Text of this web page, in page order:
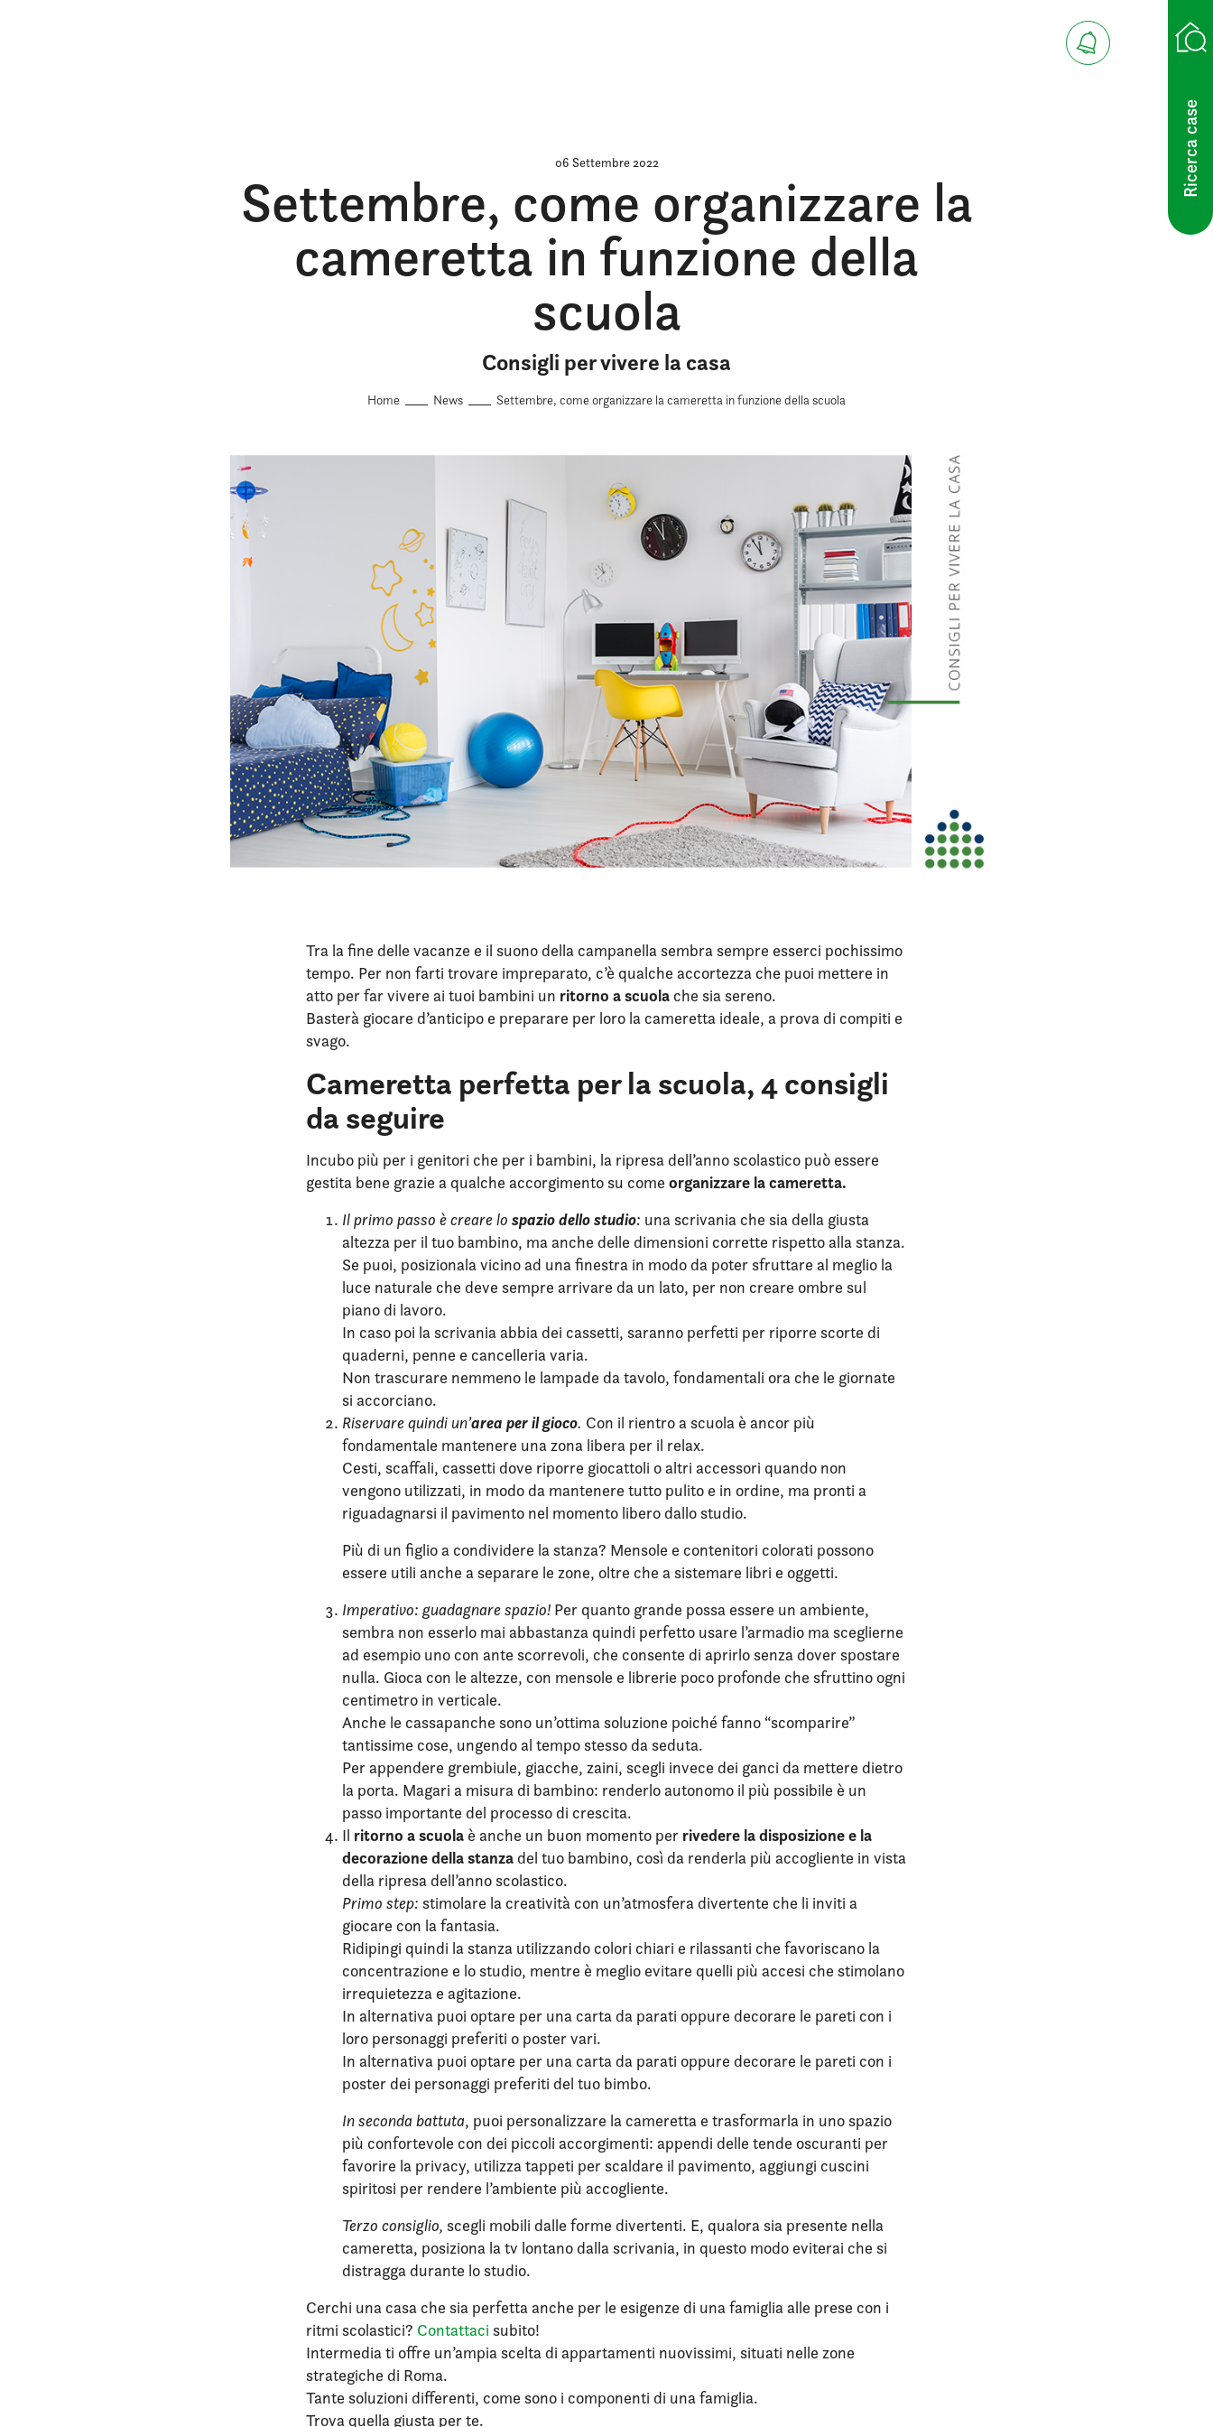
Ricerca case
06 Settembre 2022
Settembre, come organizzare la
cameretta in funzione della
scuola
Consigli per vivere la casa
Home News Settembre, come organizzare la cameretta in funzione della scuola
Tra la fine delle vacanze e il suono della campanella sembra sempre esserci pochissimo
tempo. Per non farti trovare impreparato, c’è qualche accortezza che puoi mettere in
atto per far vivere ai tuoi bambini un ritorno a scuola che sia sereno.
Basterà giocare d’anticipo e preparare per loro la cameretta ideale, a prova di compiti e
svago.
Cameretta perfetta per la scuola, 4 consigli
da seguire
Incubo più per i genitori che per i bambini, la ripresa dell’anno scolastico può essere
gestita bene grazie a qualche accorgimento su come organizzare la cameretta.
Il primo passo è creare lo spazio dello studio: una scrivania che sia della giusta
altezza per il tuo bambino, ma anche delle dimensioni corrette rispetto alla stanza.
Se puoi, posizionala vicino ad una finestra in modo da poter sfruttare al meglio la
luce naturale che deve sempre arrivare da un lato, per non creare ombre sul
piano di lavoro.
In caso poi la scrivania abbia dei cassetti, saranno perfetti per riporre scorte di
quaderni, penne e cancelleria varia.
Non trascurare nemmeno le lampade da tavolo, fondamentali ora che le giornate
si accorciano.
Riservare quindi un’area per il gioco. Con il rientro a scuola è ancor più
fondamentale mantenere una zona libera per il relax.
Cesti, scaffali, cassetti dove riporre giocattoli o altri accessori quando non
vengono utilizzati, in modo da mantenere tutto pulito e in ordine, ma pronti a
riguadagnarsi il pavimento nel momento libero dallo studio.
Più di un figlio a condividere la stanza? Mensole e contenitori colorati possono
essere utili anche a separare le zone, oltre che a sistemare libri e oggetti.
Imperativo: guadagnare spazio! Per quanto grande possa essere un ambiente,
sembra non esserlo mai abbastanza quindi perfetto usare l’armadio ma sceglierne
ad esempio uno con ante scorrevoli, che consente di aprirlo senza dover spostare
nulla. Gioca con le altezze, con mensole e librerie poco profonde che sfruttino ogni
centimetro in verticale.
Anche le cassapanche sono un’ottima soluzione poiché fanno “scomparire”
tantissime cose, ungendo al tempo stesso da seduta.
Per appendere grembiule, giacche, zaini, scegli invece dei ganci da mettere dietro
la porta. Magari a misura di bambino: renderlo autonomo il più possibile è un
passo importante del processo di crescita.
Il ritorno a scuola è anche un buon momento per rivedere la disposizione e la
decorazionedella stanza del tuo bambino, così da renderla più accogliente in vista
della ripresa dell’anno scolastico.
Primo step: stimolare la creatività con un’atmosfera divertente che li inviti a
giocare con la fantasia.
Ridipingi quindi la stanza utilizzando colori chiari e rilassanti che favoriscano la
concentrazione e lo studio, mentre è meglio evitare quelli più accesi che stimolano
irrequietezza e agitazione.
In alternativa puoi optare per una carta da parati oppure decorare le pareti con i
loro personaggi preferiti o poster vari.
In alternativa puoi optare per una carta da parati oppure decorare le pareti con i
poster dei personaggi preferiti del tuo bimbo.
In seconda battuta, puoi personalizzare la cameretta e trasformarla in uno spazio
più confortevole con dei piccoli accorgimenti: appendi delle tende oscuranti per
favorire la privacy, utilizza tappeti per scaldare il pavimento, aggiungi cuscini
spiritosi per rendere l’ambiente più accogliente.
Terzo consiglio, scegli mobili dalle forme divertenti. E, qualora sia presente nella
cameretta, posiziona la tv lontano dalla scrivania, in questo modo eviterai che si
distragga durante lo studio.
Cerchi una casa che sia perfetta anche per le esigenze di una famiglia alle prese con i
ritmi scolastici? Contattaci subito!
Intermedia ti offre un’ampia scelta di appartamenti nuovissimi, situati nelle zone
strategiche di Roma.
Tante soluzioni differenti, come sono i componenti di una famiglia.
Trova quella giusta per te.